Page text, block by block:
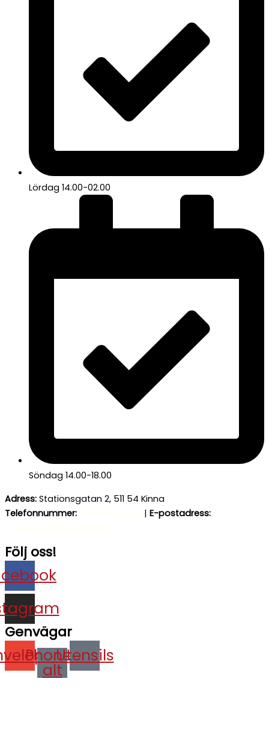
Lördag 14.00-02.00
Söndag 14.00-18.00
Adress: Stationsgatan 2, 511 54 Kinna
Telefonnummer:
| E-postadress:
Följ oss!
Genvägar
Phone-
alt
Utensils